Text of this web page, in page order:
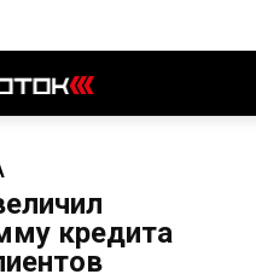
кредита